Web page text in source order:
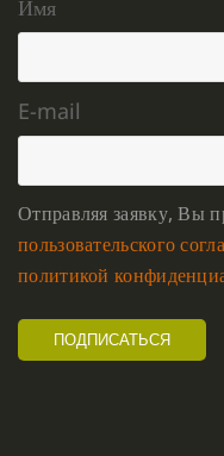
Имя
E-mail
Отправляя заявку, Вы
пользовательского
политикой